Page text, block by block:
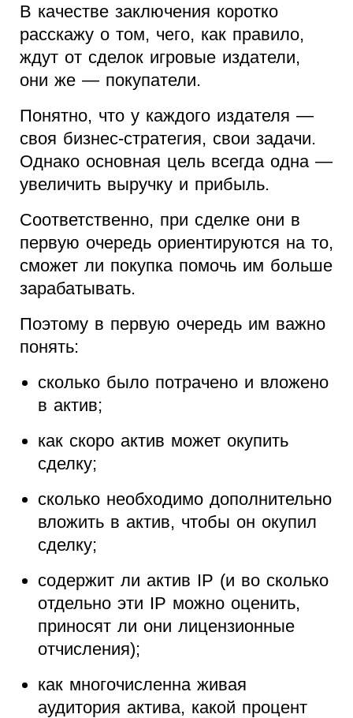
В качестве заключения коротко
расскажу о том, чего, как правило,
ждут от сделок игровые издатели,
они же — покупатели.
Понятно, что у каждого издателя —
своя бизнес-стратегия, свои задачи.
Однако основная цель всегда одна —
увеличить выручку и прибыль.
Соответственно, при сделке они в
первую очередь ориентируются на то,
сможет ли покупка помочь им больше
зарабатывать.
Поэтому в первую очередь им важно
понять:
сколько было потрачено и вложено
в актив;
как скоро актив может окупить
сделку;
сколько необходимо дополнительно
вложить в актив, чтобы он окупил
сделку;
содержит ли актив IP (и во сколько
отдельно эти IP можно оценить,
приносят ли они лицензионные
отчисления);
как многочисленна живая
аудитория актива, какой процент